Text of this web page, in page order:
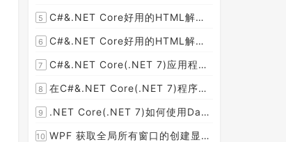
5
C#&.NET Core好用的HTML解析器推荐之HtmlAgilityPack篇
6
C#&.NET Core好用的HTML解析器推荐之AngleSharp篇
7
C#&.NET Core(.NET 7)应用程序开发中如何解析html元素，有哪些类库或组件呢？
8
在C#&.NET Core(.NET 7)程序开发中使用Npgsql,Dapper,EF Core等不同方式连接和操作PostgreSQL数据库示例教程(推荐阅读)
9
.NET Core(.NET 7)如何使用Dapper连接PostgreSQL数据库并实现CRUD(新增，查询，修改，删除)的超详细入门示例教程
10 WPF 获取全局所有窗口的创建显示事件 监控窗口打开